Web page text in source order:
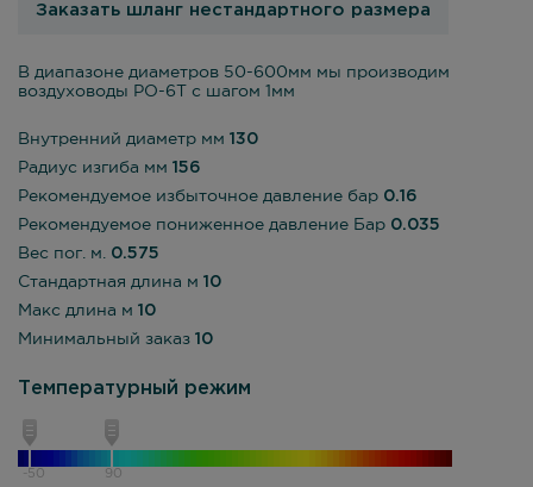
Заказать шланг нестандартного размера
В диапазоне диаметров 50-600мм мы производим
воздуховоды PO-6T с шагом 1мм
Внутренний диаметр мм 130
Радиус изгиба мм 156
Рекомендуемое избыточное давление бар 0.16
Рекомендуемое пониженное давление Бар 0.035
Вес пог. м. 0.575
Стандартная длина м 10
Макс длина м 10
Минимальный заказ 10
Температурный режим
-50 90